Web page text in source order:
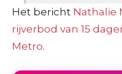
Het bericht Nathalie
rijverbod van 15
Metro.